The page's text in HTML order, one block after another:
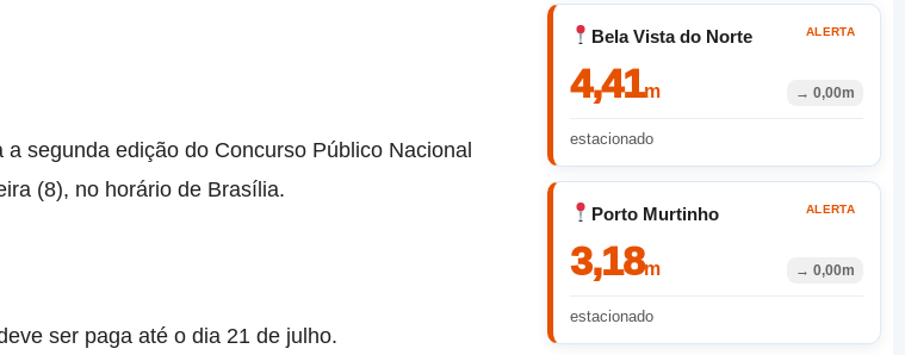
segunda edição do Concurso Público Nacional
(8), no horário de Brasília.
ser paga até o dia 21 de julho.
Bela Vista do Norte ALERTA
4,41m → 0,00m
estacionado
Porto Murtinho ALERTA
3,18m → 0,00m
estacionado